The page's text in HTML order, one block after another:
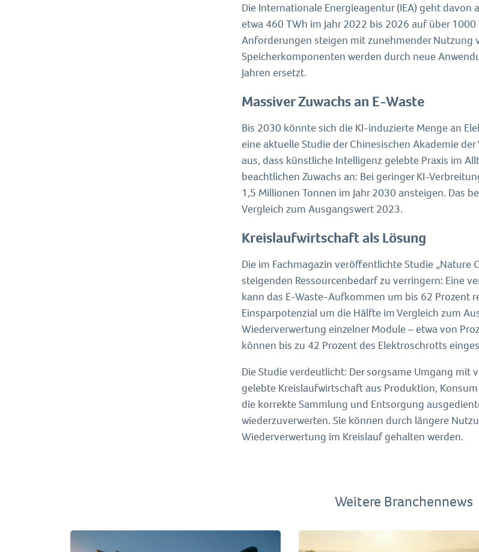
Die Internationale Energieagentur (IEA) geht
etwa 460 TWh im Jahr 2022 bis 2026 auf über
Anforderungen steigen mit zunehmender Nutzung
Speicherkomponenten werden durch neue
Jahren ersetzt.
Massiver Zuwachs an E-Waste
Bis 2030 könnte sich die KI-induzierte Menge an
eine aktuelle Studie der Chinesischen Akademie
aus, dass künstliche Intelligenz gelebte Praxis im
beachtlichen Zuwachs an: Bei geringer KI-
1,5 Millionen Tonnen im Jahr 2030 ansteigen. Das
Vergleich zum Ausgangswert 2023.
Kreislaufwirtschaft als Lösung
Die im Fachmagazin veröffentlichte Studie
steigenden Ressourcenbedarf zu verringern: Eine
kann das E-Waste-Aufkommen um bis 62 Prozent
Einsparpotenzial um die Hälfte im Vergleich zum
Wiederverwertung einzelner Module – etwa von
können bis zu 42 Prozent des Elektroschrotts
Die Studie verdeutlicht: Der sorgsame Umgang mit
gelebte Kreislaufwirtschaft aus Produktion,
die korrekte Sammlung und Entsorgung
wiederzuverwerten. Sie können durch längere
Wiederverwertung im Kreislauf gehalten werden.
Weitere Branchennews